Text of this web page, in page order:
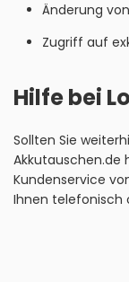
Änderung
Zugriff auf
Hilfe bei
Sollten Sie
Akkutauschen.de
Kundenservice
Ihnen telefonisch